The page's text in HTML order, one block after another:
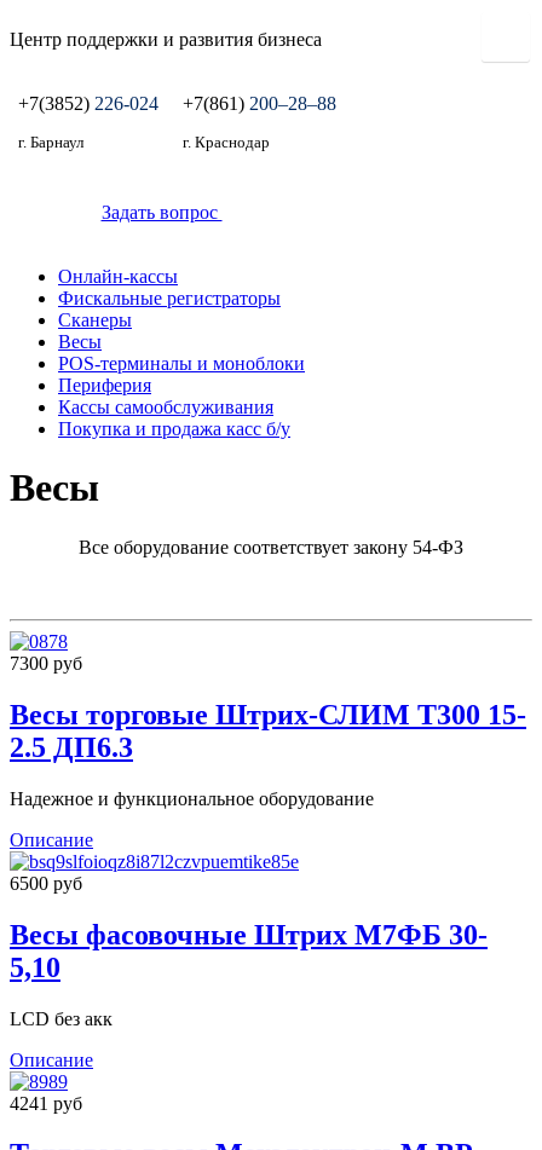
Центр поддержки и развития бизнеса
+7(3852) 226-024
г. Барнаул
+7(861) 200‒28‒88
г. Краснодар
Задать вопрос
Онлайн-кассы
Фискальные регистраторы
Сканеры
Весы
POS-терминалы и моноблоки
Периферия
Кассы самообслуживания
Покупка и продажа касс б/у
Весы
Все оборудование соответствует закону 54-ФЗ
7300 руб
Весы торговые Штрих-СЛИМ Т300 15-
2.5 ДП6.3
Надежное и функциональное оборудование
Описание
6500 руб
Весы фасовочные Штрих М7ФБ 30-
5,10
LCD без акк
Описание
4241 руб